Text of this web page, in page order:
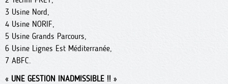
3 Usine Nord,
4 Usine NORIF,
5 Usine Grands Parcours,
6 Usine Lignes Est Méditerranée,
7 ABFC.
« UNE GESTION INADMISSIBLE !! »